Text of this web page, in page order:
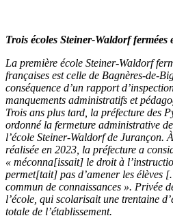
Trois écoles Steiner-Waldorf fermées
La première école Steiner-Waldorf
françaises est celle de Bagnères-de-
conséquence d’un rapport
manquements administratifs et
Trois ans plus tard, la préfecture des
ordonné la fermeture administrative
l’école Steiner-Waldorf de Jurançon.
réalisée en 2023, la préfecture a
« méconna[issait] le droit à
permet[tait] pas d’amener les élèves
commun de connaissances ». Privée
l’école, qui scolarisait une trentaine
totale de l’établissement.